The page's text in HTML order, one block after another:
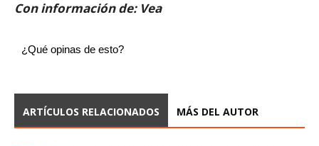
Con información de: Vea
¿Qué opinas de esto?
ARTÍCULOS RELACIONADOS MÁS DEL AUTOR